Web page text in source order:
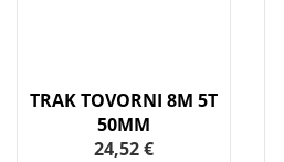
TRAK TOVORNI 8M 5T
50MM
24,52 €